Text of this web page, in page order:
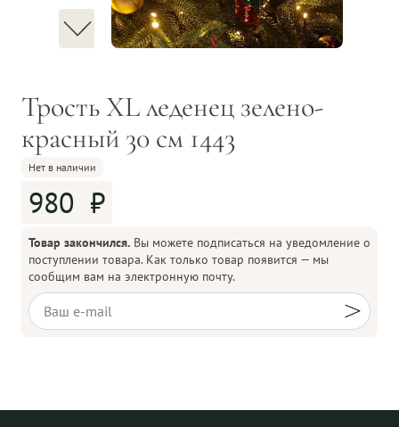
Трость XL леденец зелено-
красный 30 см 1443
Нет в наличии
980
Товар закончился. Вы можете подписаться на уведомление о
поступлении товара. Как только товар появится — мы
сообщим вам на электронную почту.